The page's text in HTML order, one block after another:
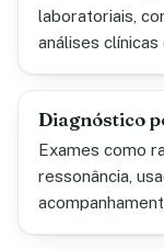
laboratoriais,
análises
Diagnóstico
Exames como
ressonância,